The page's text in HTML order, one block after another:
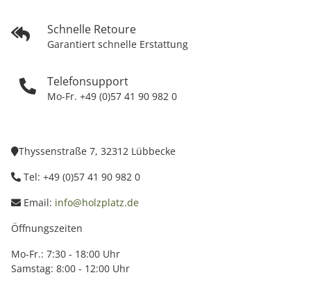
Schnelle Retoure
Garantiert schnelle Erstattung
Telefonsupport
Mo-Fr. +49 (0)57 41 90 982 0
Thyssenstraße 7, 32312 Lübbecke
Tel: +49 (0)57 41 90 982 0
Email: info@holzplatz.de
Öffnungszeiten
Mo-Fr.: 7:30 - 18:00 Uhr
Samstag: 8:00 - 12:00 Uhr